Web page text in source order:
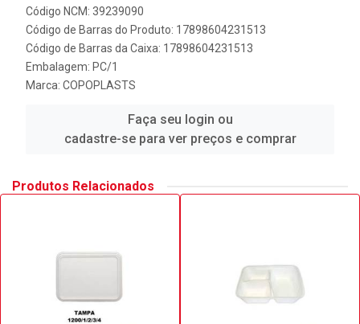
Código NCM: 39239090
Código de Barras do Produto: 17898604231513
Código de Barras da Caixa: 17898604231513
Embalagem: PC/1
Marca: COPOPLASTS
Faça seu login ou
cadastre-se para ver preços e comprar
Produtos Relacionados